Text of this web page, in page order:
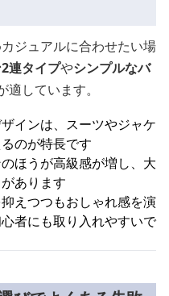
ジュアルに合わせたい場
連タイプやシンプルなバ
適しています。
インは、スーツやジャケ
のが特長です
ほうが高級感が増し、大
あります
えつつもおしゃれ感を演
者にも取り入れやすいで